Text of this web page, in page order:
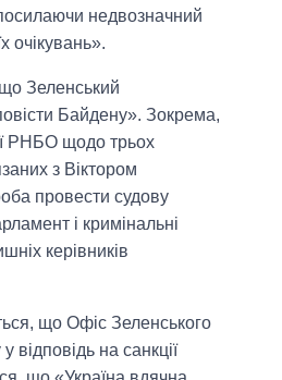
недвозначний
очікувань».
Зеленський
Байдену». Зокрема,
РНБО щодо трьох
з Віктором
провести судову
і кримінальні
керівників
що Офіс Зеленського
відповідь на санкції